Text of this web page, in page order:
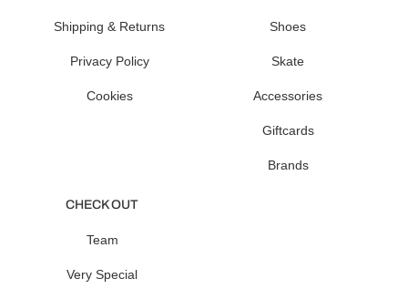
Shipping & Returns
Privacy Policy
Cookies
Shoes
Skate
Accessories
Giftcards
Brands
CHECK OUT
Team
Very Special